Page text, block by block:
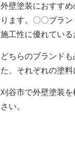
外壁塗装におすす
ります。〇〇ブラ
施工性に優れている
どちらのブランド
た、それぞれの塗
刈谷市で外壁塗装
さい。